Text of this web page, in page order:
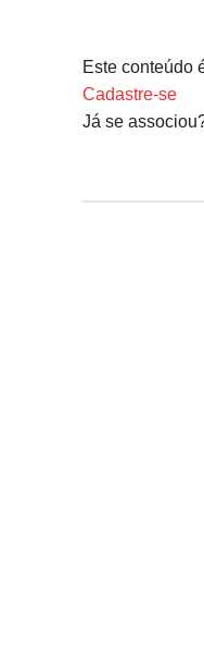
Este conteúdo
Cadastre-se
Já se